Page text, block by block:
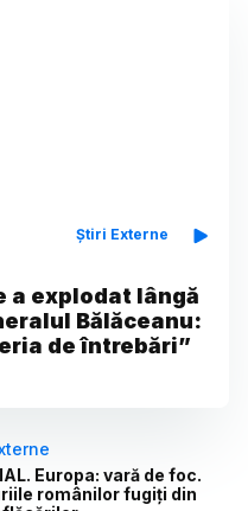
Știri Externe
a explodat lângă
Bălăceanu:
de întrebări”
Europa: vară de foc.
românilor fugiți din